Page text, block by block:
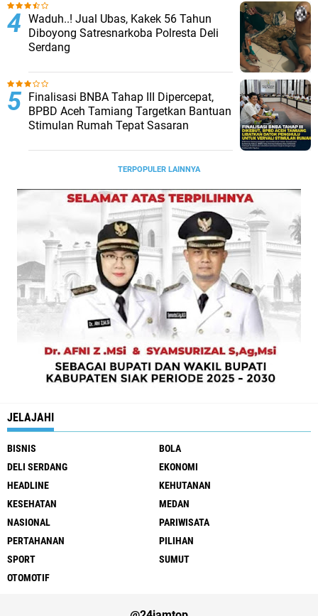
Waduh..! Jual Ubas, Kakek 56 Tahun
Diboyong Satresnarkoba Polresta Deli
Serdang
Finalisasi BNBA Tahap III Dipercepat,
BPBD Aceh Tamiang Targetkan Bantuan
Stimulan Rumah Tepat Sasaran
TERPOPULER LAINNYA
JELAJAHI
BISNIS
BOLA
DELI SERDANG
EKONOMI
HEADLINE
KEHUTANAN
KESEHATAN
MEDAN
NASIONAL
PARIWISATA
PERTAHANAN
PILIHAN
SPORT
SUMUT
OTOMOTIF